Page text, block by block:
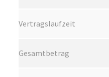
Vertragslaufzeit
Gesamtbetrag